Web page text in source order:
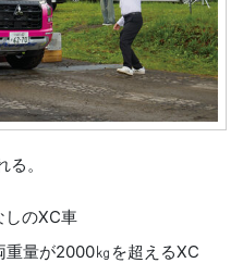
。
しのXC車
重量が2000㎏を超えるXC